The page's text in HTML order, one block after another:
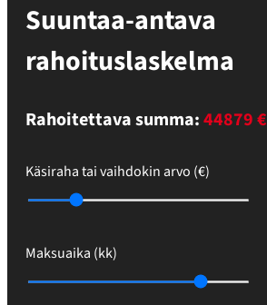
Suuntaa-antava
rahoituslaskelma
Rahoitettava summa:44879 €
Käsiraha tai vaihdokin arvo (€)
Maksuaika (kk)